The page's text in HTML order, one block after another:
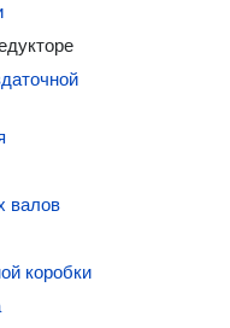
валов
коробки